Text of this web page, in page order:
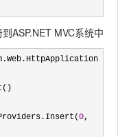
ASP.NET MVC系统中
0